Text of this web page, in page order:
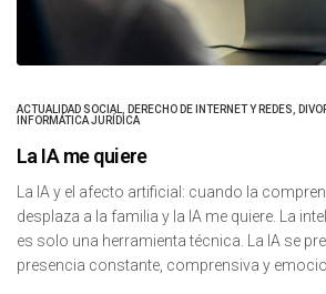
ACTUALIDAD SOCIAL, DERECHO DE INTERNET Y REDES,
INFORMÁTICA JURÍDICA
La IA me quiere
La IA y el afecto artificial: cuando la
desplaza a la familia y la IA me quiere. La
es solo una herramienta técnica. La IA se
presencia constante, comprensiva y